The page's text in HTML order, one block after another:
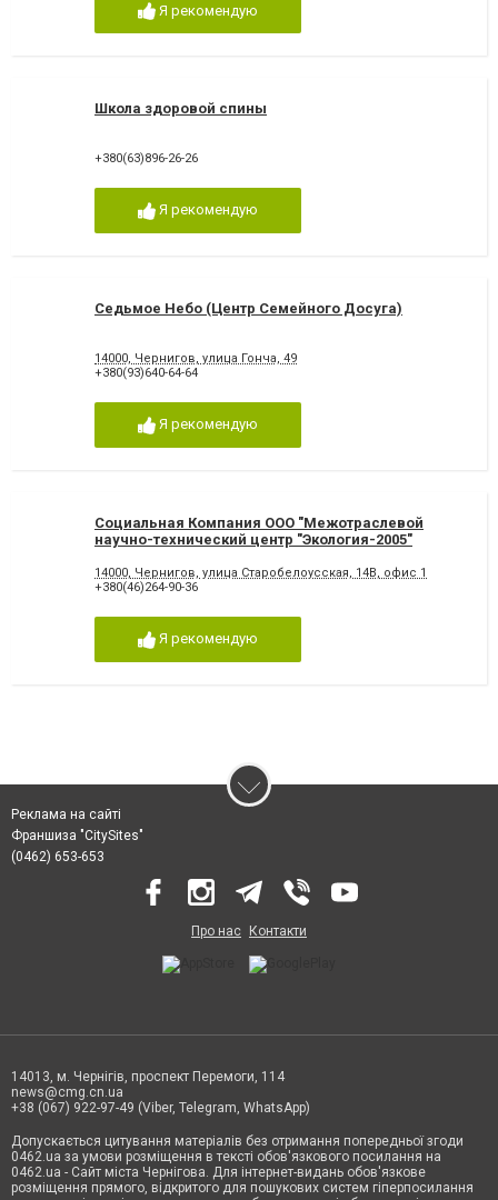
Я рекомендую
Школа здоровой спины
+380(63)896-26-26
Я рекомендую
Седьмое Небо (Центр Семейного Досуга)
14000, Чернигов, улица Гонча, 49
+380(93)640-64-64
Я рекомендую
Социальная Компания ООО "Межотраслевой
научно-технический центр "Экология-2005"
14000, Чернигов, улица Старобелоусская, 14В, офис 1
+380(46)264-90-36
Я рекомендую
Реклама на сайті
Франшиза "CitySites"
(0462) 653-653
Про нас Контакти
14013, м. Чернігів, проспект Перемоги, 114
news@cmg.cn.ua
+38 (067) 922-97-49 (Viber, Telegram, WhatsApp)
Допускається цитування матеріалів без отримання попередньої згоди
0462.ua за умови розміщення в тексті обов'язкового посилання на
0462.ua - Сайт міста Чернігова. Для інтернет-видань обов'язкове
розміщення прямого, відкритого для пошукових систем гіперпосилання